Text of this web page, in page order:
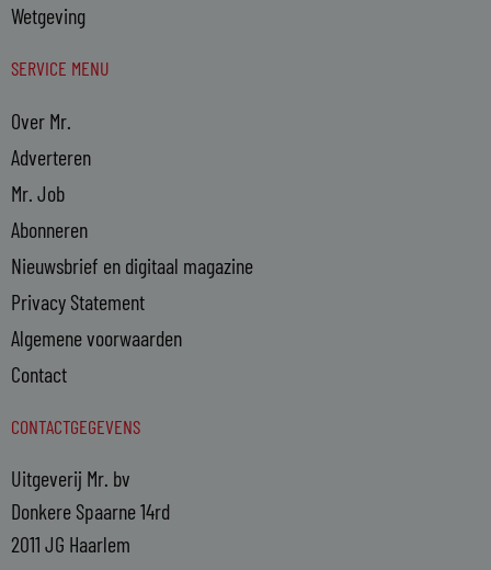
Wetgeving
SERVICE MENU
Over Mr.
Adverteren
Mr. Job
Abonneren
Nieuwsbrief en digitaal magazine
Privacy Statement
Algemene voorwaarden
Contact
CONTACTGEGEVENS
Uitgeverij Mr. bv
Donkere Spaarne 14rd
2011 JG Haarlem